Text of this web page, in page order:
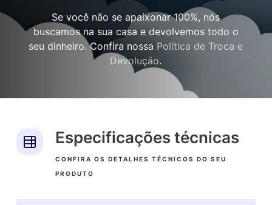
Se você não se apaixonar 100%, nós
buscamos na sua casa e devolvemos todo o
seu dinheiro. Confira nossa Política de Troca e
Devolução.
Especificações técnicas
CONFIRA OS DETALHES TÉCNICOS DO SEU
PRODUTO